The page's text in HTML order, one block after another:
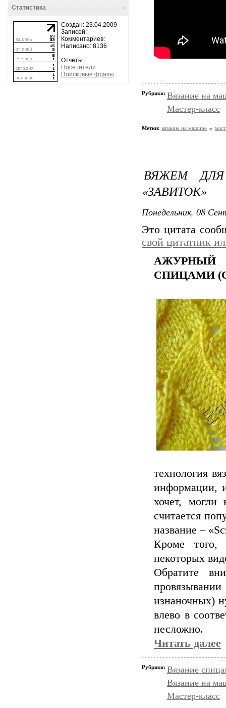
-
Статистика
Создан: 23.04.2009
Записей:
Комментариев:
Написано: 8136
Отчеты:
Посетители
Поисковые фразы
Рубрики: Вязание на
Мастер-класс
Метки: вязание на машине
ВЯЖЕМ
«ЗАВИТОК»
Понедельник, 08
Это цитата
свой цитатник
АЖУРНЫЙ
СПИЦАМИ
технология
информации,
хочет, могли
считается
название –
Кроме того,
некоторых
Обратите
изнаночных)
влево в
несложно.
Читать далее
Рубрики: Вязание
Вязание на
Мастер-класс